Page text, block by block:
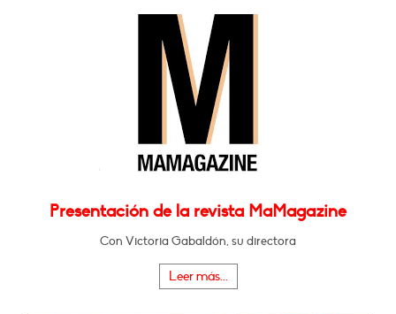
Presentación de la revista MaMagazine
Con Victoria Gabaldón, su directora
Leer más...